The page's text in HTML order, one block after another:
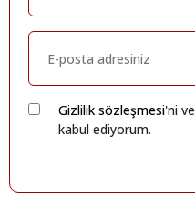
Gizlilik sözleşmesi'ni ve
kabul ediyorum.